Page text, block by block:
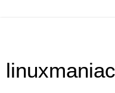
linuxmaniac